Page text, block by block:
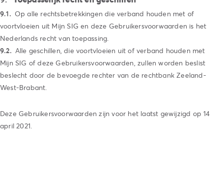
Op alle rechtsbetrekkingen die verband houden met of
voortvloeien uit Mijn SIG en deze Gebruikersvoorwaarden is het
Nederlands recht van toepassing.
Alle geschillen, die voortvloeien uit of verband houden met
Mijn SIG of deze Gebruikersvoorwaarden, zullen worden beslist
beslecht door de bevoegde rechter van de rechtbank Zeeland-
West-Brabant.
Deze Gebruikersvoorwaarden zijn voor het laatst gewijzigd op 14
april 2021.